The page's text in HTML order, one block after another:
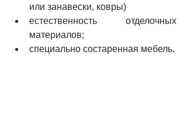
или занавески, ковры)
естественность отделочных
материалов;
специально состаренная мебель.